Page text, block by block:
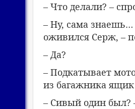
– Что делали? –
– Ну, сама знаешь…
оживился Серж, –
– Да?
– Подкатывает
из багажника
– Сивый один был?